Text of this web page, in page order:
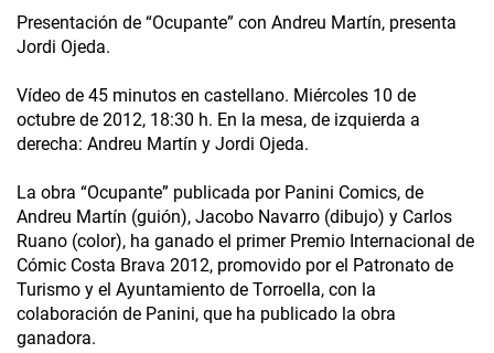
Presentación de “Ocupante” con Andreu Martín, presenta
Jordi Ojeda.
Vídeo de 45 minutos en castellano. Miércoles 10 de
octubre de 2012, 18:30 h. En la mesa, de izquierda a
derecha: Andreu Martín y Jordi Ojeda.
La obra “Ocupante” publicada por Panini Comics, de
Andreu Martín (guión), Jacobo Navarro (dibujo) y Carlos
Ruano (color), ha ganado el primer Premio Internacional de
Cómic Costa Brava 2012, promovido por el Patronato de
Turismo y el Ayuntamiento de Torroella, con la
colaboración de Panini, que ha publicado la obra
ganadora.